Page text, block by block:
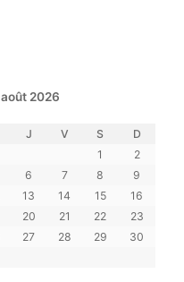
août 2026
J V S D
1
2
6 7 8
9
13 14 15
16
20 21 22
23
27 28 29
30